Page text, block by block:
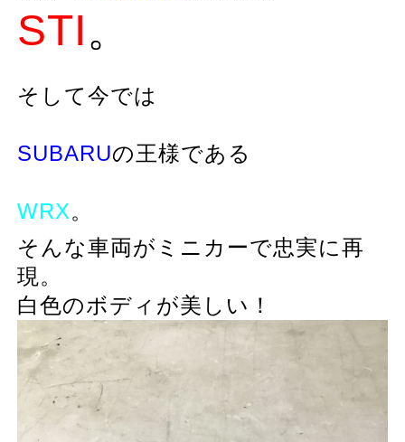
STI。
そして今では
SUBARUの王様である
WRX。
そんな車両がミニカーで忠実に再
現。
白色のボディが美しい！